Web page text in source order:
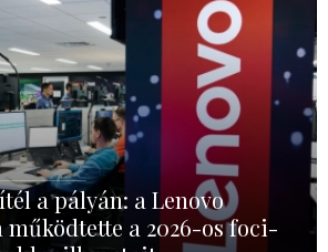
a pályán: a Lenovo
a 2026-os foci-